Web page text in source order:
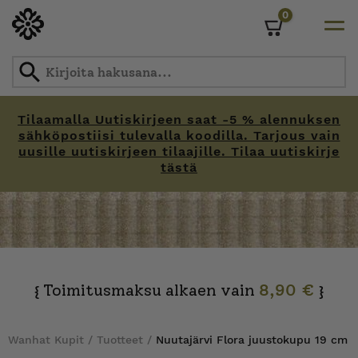
Tilaamalla Uutiskirjeen saat -5 % alennuksen
sähköpostiisi tulevalla koodilla. Tarjous vain
uusille uutiskirjeen tilaajille. Tilaa uutiskirje
tästä
0
{ Toimitusmaksu alkaen vain 8,90 € }
Wanhat Kupit / Tuotteet / Nuutajärvi Flora juustokupu 19 cm